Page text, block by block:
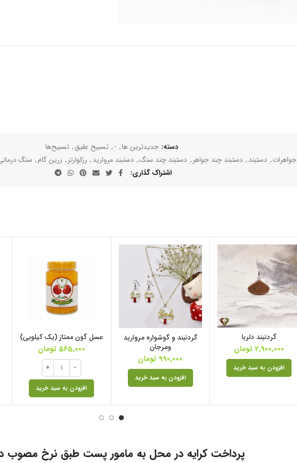
دسته: جدیدترین ها,
-
, تسبیح عقیق, تسبیح‌ها
جواهرات, دستبند, دستبند چند جواهر , دستبند چند سنگ, دستبند مروارید, رزکوارتز , زرین گام, سنگ
اشتراک گذاری
گردنبند دلربا
2,900,000 تومان
افزودن به سبد خرید
گردنبند و گوشواره مروارید
ومرجان
990,000 تومان
افزودن به سبد خرید
عسل گون ممتاز (یک کیلویی)
565,000 تومان
افزودن به سبد خرید
پرداخت کرایه در محل به مامور پست طبق نرخ مصوب